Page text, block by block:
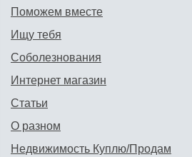
Поможем вместе
Ищу тебя
Соболезнования
Интернет магазин
Статьи
О разном
Недвижимость Куплю/Продам